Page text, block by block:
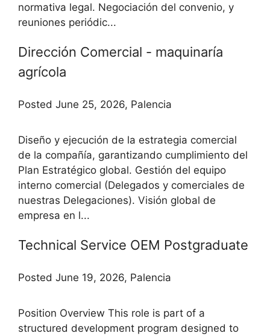
normativa legal. Negociación del convenio, y
reuniones periódic...
Dirección Comercial - maquinaría
agrícola
Posted June 25, 2026, Palencia
Diseño y ejecución de la estrategia comercial
de la compañía, garantizando cumplimiento del
Plan Estratégico global. Gestión del equipo
interno comercial (Delegados y comerciales de
nuestras Delegaciones). Visión global de
empresa en l...
Technical Service OEM Postgraduate
Posted June 19, 2026, Palencia
Position Overview This role is part of a
structured development program designed to